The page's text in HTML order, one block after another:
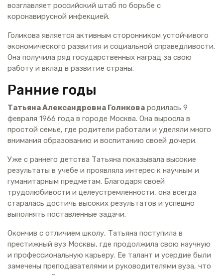
возглавляет российский штаб по борьбе с
коронавирусной инфекцией.
Голикова является активным сторонником устойчивого
экономического развития и социальной справедливости.
Она получила ряд государственных наград за свою
работу и вклад в развитие страны.
Ранние годы
Татьяна Александровна Голикова родилась 9
февраля 1966 года в городе Москва. Она выросла в
простой семье, где родители работали и уделяли много
внимания образованию и воспитанию своей дочери.
Уже с раннего детства Татьяна показывала высокие
результаты в учебе и проявляла интерес к научным и
гуманитарным предметам. Благодаря своей
трудолюбивости и целеустремленности, она всегда
старалась достичь высоких результатов и успешно
выполнять поставленные задачи.
Окончив с отличием школу, Татьяна поступила в
престижный вуз Москвы, где продолжила свою научную
и профессиональную карьеру. Ее талант и усердие были
замечены преподавателями и руководителями вуза, что